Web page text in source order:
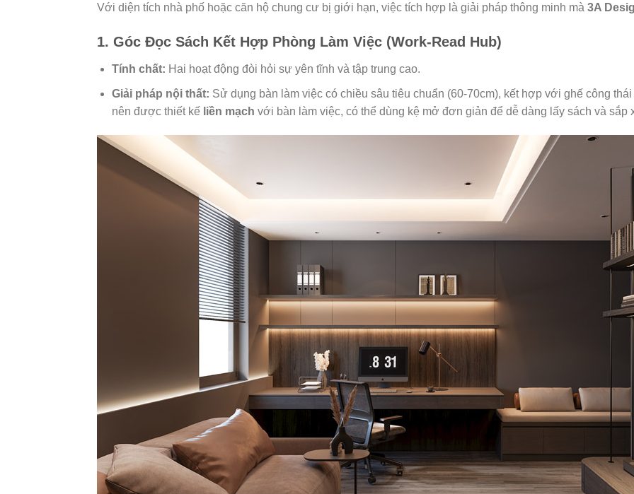
Với diện tích nhà phố hoặc căn hộ chung cư bị giới hạn, việc tích hợp là giải pháp thông minh mà 3A
1. Góc Đọc Sách Kết Hợp Phòng Làm Việc (Work-Read Hub)
Tính chất: Hai hoạt động đòi hỏi sự yên tĩnh và tập trung cao.
Giải pháp nội thất: Sử dụng bàn làm việc có chiều sâu tiêu chuẩn (60-70cm), kết hợp với ghế công
nên được thiết kế liền mạch với bàn làm việc, có thể dùng kệ mở đơn giản để dễ dàng lấy sách và sắp